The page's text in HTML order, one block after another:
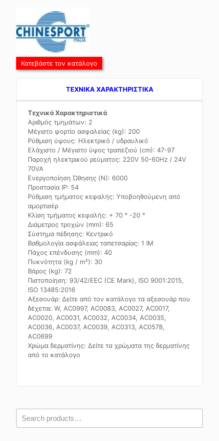
Κατεβάστε τον κατάλογο
TEXNIKA ΧΑΡΑΚΤΗΡΙΣΤΙΚΑ
Τεχνικά Χαρακτηριστικά
Αριθμός τμημάτων: 2
Μέγιστο φορτίο ασφαλείας (kg): 200
Ρύθμιση ύψους: Ηλεκτρικό / υδραυλικό
Ελάχιστο / Μέγιστο ύψος τραπεζιού (cm): 47-97
Παροχή ηλεκτρικού ρεύματος: 220V 50-60Hz / 24V
70VA
Ενεργοποίηση Ώθησης (N): 6000
Προστασία IP: 54
Ρύθμιση τμήματος κεφαλής: Υποβοηθούμενη από
αμορτισέρ
Κλίση τμήματος κεφαλής: + 70 ° -20 °
Διάμετρος τροχών (mm): 65
Σύστημα πέδησης: Κεντρικό
Βαθμολογία ασφάλειας ταπετσαρίας: 1 IM
Πάχος επένδυσης (mm): 40
Πυκνότητα (kg / m³): 30
Βάρος (kg): 72
Πιστοποίηση: 93/42/EEC (CE Mark), ISO 9001:2015,
ISO 13485:2016
Αξεσουάρ: Δείτε από τον κατάλογο τα αξεσουάρ που
δέχεται: W, AC0997, AC0083, AC0027, AC0017,
AC0020, AC0031, AC0032, AC0034, AC0035,
AC0036, AC0037, AC0039, AC0313, AC0578,
AC0699
Χρώμα δερματίνης: Δείτε τα χρώματα της δερματίνης
από το κατάλογο